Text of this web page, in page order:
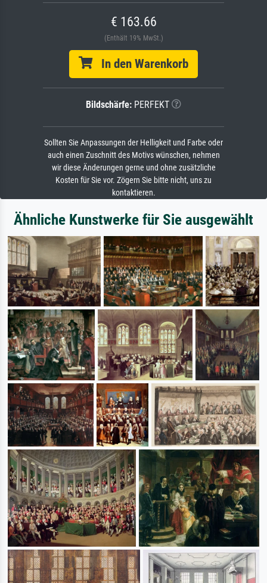
€ 163.66
(Enthält 19% MwSt.)
In den Warenkorb
Bildschärfe: PERFEKT
Sollten Sie Anpassungen der Helligkeit und Farbe oder
auch einen Zuschnitt des Motivs wünschen, nehmen
wir diese Änderungen gerne und ohne zusätzliche
Kosten für Sie vor. Zögern Sie bitte nicht, uns zu
kontaktieren.
Ähnliche Kunstwerke für Sie ausgewählt